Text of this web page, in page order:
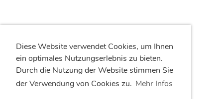
Diese Website verwendet Cookies, um Ihnen
ein optimales Nutzungserlebnis zu bieten.
Durch die Nutzung der Website stimmen Sie
der Verwendung von Cookies zu. Mehr Infos